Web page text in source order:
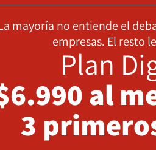
mayoría no entiende el
empresas. El resto
Plan
al
3